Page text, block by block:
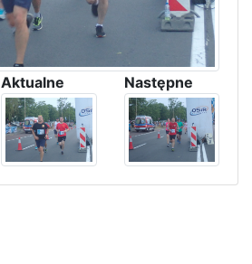
Aktualne Następne